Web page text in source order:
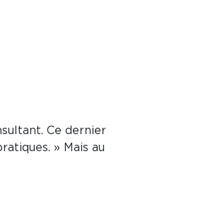
Ce dernier
» Mais au